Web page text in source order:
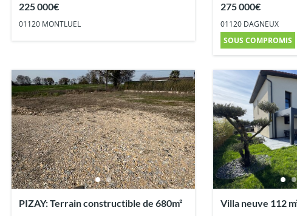
225 000€
01120 MONTLUEL
275 000€
01120 DAGNEUX
SOUS COMPROMIS
PIZAY: Terrain constructible de 680m²
Villa neuve 112 m² habitables sur